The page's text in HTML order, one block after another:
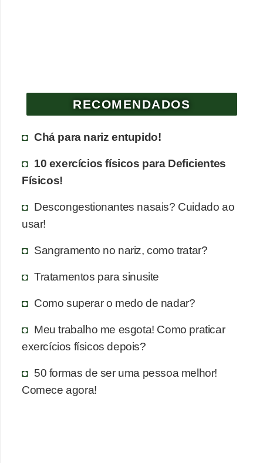
RECOMENDADOS
Chá para nariz entupido!
10 exercícios físicos para Deficientes
Físicos!
Descongestionantes nasais? Cuidado ao
usar!
Sangramento no nariz, como tratar?
Tratamentos para sinusite
Como superar o medo de nadar?
Meu trabalho me esgota! Como praticar
exercícios físicos depois?
50 formas de ser uma pessoa melhor!
Comece agora!